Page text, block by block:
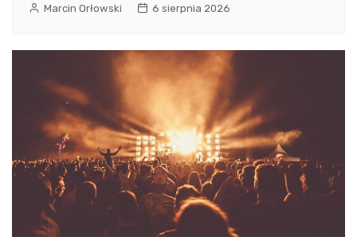
Marcin Orłowski 6 sierpnia 2026